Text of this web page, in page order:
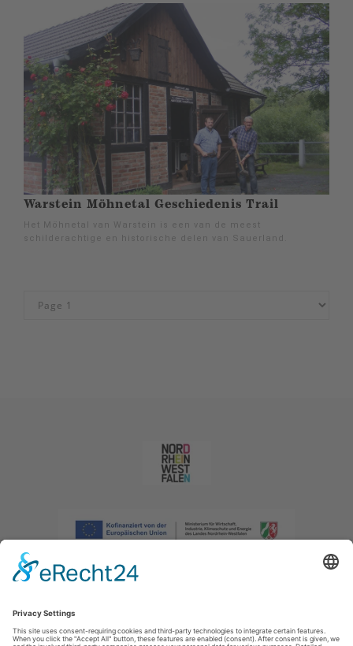
Warstein Möhnetal Geschiedenis Trail
Het Möhnetal van Warstein is een van de meest
schilderachtige en historische delen van Sauerland.